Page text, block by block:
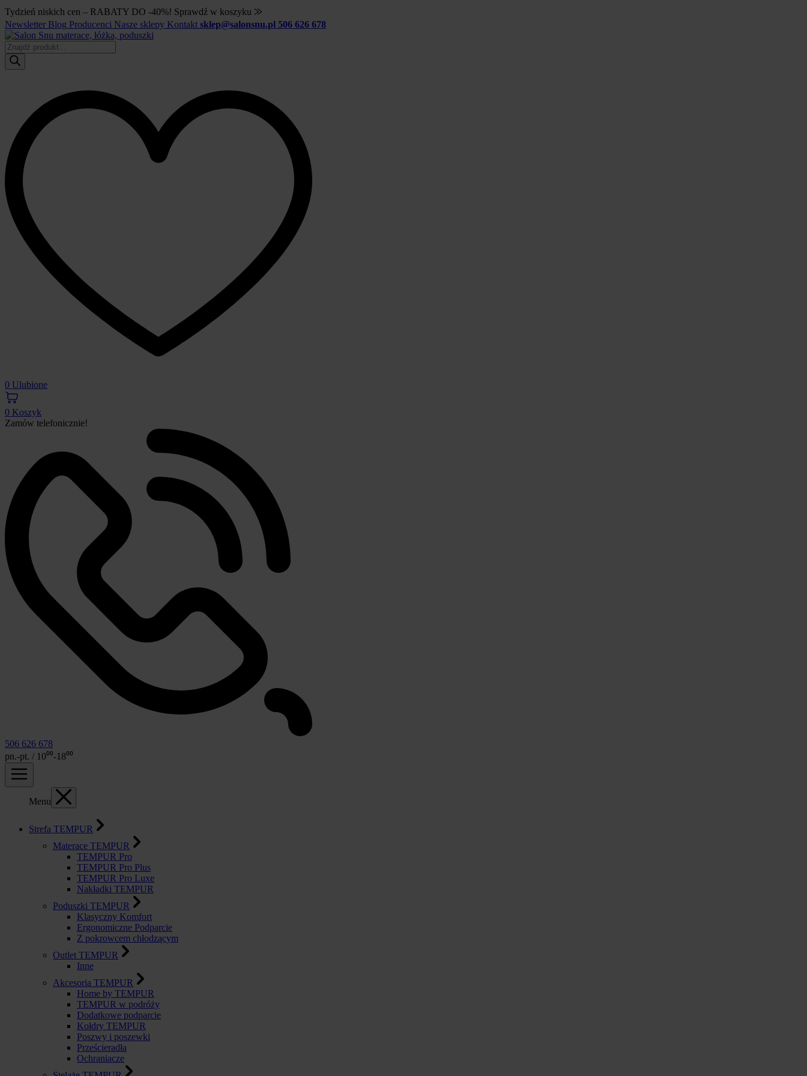
Tydzień niskich cen – RABATY DO -40%! Sprawdź w koszyku ⨠
Newsletter Blog Producenci Nasze sklepy Kontakt sklep@salonsnu.pl 506 626 678
Wyszukiwarka
produktów
0 Ulubione
0 Koszyk
Zamów telefonicznie!
506 626 678
pn.-pt. / 10⁰⁰-18⁰⁰
Menu
Strefa TEMPUR
Materace TEMPUR
TEMPUR Pro
TEMPUR Pro Plus
TEMPUR Pro Luxe
Nakładki TEMPUR
Poduszki TEMPUR
Klasyczny Komfort
Ergonomiczne Podparcie
Z pokrowcem chłodzącym
Outlet TEMPUR
Inne
Akcesoria TEMPUR
Home by TEMPUR
TEMPUR w podróży
Dodatkowe podparcie
Kołdry TEMPUR
Poszwy i poszewki
Prześcieradła
Ochraniacze